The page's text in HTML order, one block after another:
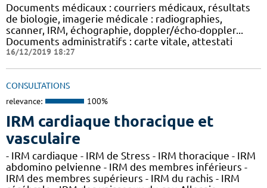
Documents médicaux : courriers médicaux, résultats
de biologie, imagerie médicale : radiographies,
scanner, IRM, échographie, doppler/écho-doppler...
Documents administratifs : carte vitale, attestati
16/12/2019 18:27
CONSULTATIONS
relevance: 100%
IRM cardiaque thoracique et
vasculaire
- IRM cardiaque - IRM de Stress - IRM thoracique - IRM
abdomino pelvienne - IRM des membres inférieurs -
IRM des membres supérieurs - IRM du rachis - IRM